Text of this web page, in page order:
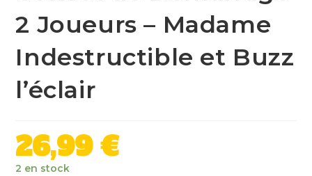
2 Joueurs – Madame
Indestructible et Buzz
l’éclair
26,99€
2 en stock